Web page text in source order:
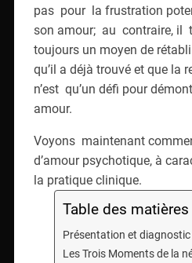
pas pour la frustration
son amour; au contraire, il
toujours un moyen de
qu’il a déjà trouvé et que la
n’est qu’un défi pour
amour.
Voyons maintenant
d’amour psychotique, à
la pratique clinique.
Table des matières
Présentation et diagnostic
Les Trois Moments de la